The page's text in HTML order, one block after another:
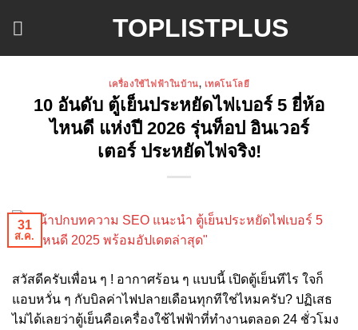
TOPLISTPLUS
เครื่องใช้ไฟฟ้าในบ้าน, เทคโนโลยี
10 อันดับ ตู้เย็นประหยัดไฟเบอร์ 5 ยี่ห้อ
ไหนดี แห่งปี 2026 รุ่นท็อป อินเวอร์
เตอร์ ประหยัดไฟจริง!
31
ส.ค.
สวัสดีครับเพื่อน ๆ ! อากาศร้อน ๆ แบบนี้ เปิดตู้เย็นทีไร ใจก็
แอบหวั่น ๆ กับบิลค่าไฟปลายเดือนทุกทีใช่ไหมครับ? ปฏิเสธ
ไม่ได้เลยว่าตู้เย็นคือเครื่องใช้ไฟฟ้าที่ทำงานตลอด 24 ชั่วโมง